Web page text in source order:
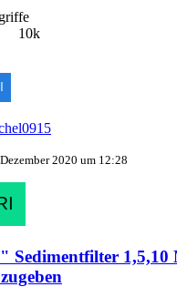
10k
2020 um 12:28
Sedimentfilter 1,5,10